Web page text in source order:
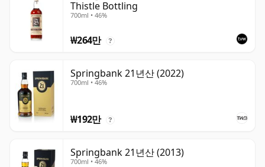
Thistle Bottling
700ml • 46%
₩264만 ?
Springbank 21년산 (2022)
700ml • 46%
₩192만 ?
Springbank 21년산 (2013)
700ml • 46%